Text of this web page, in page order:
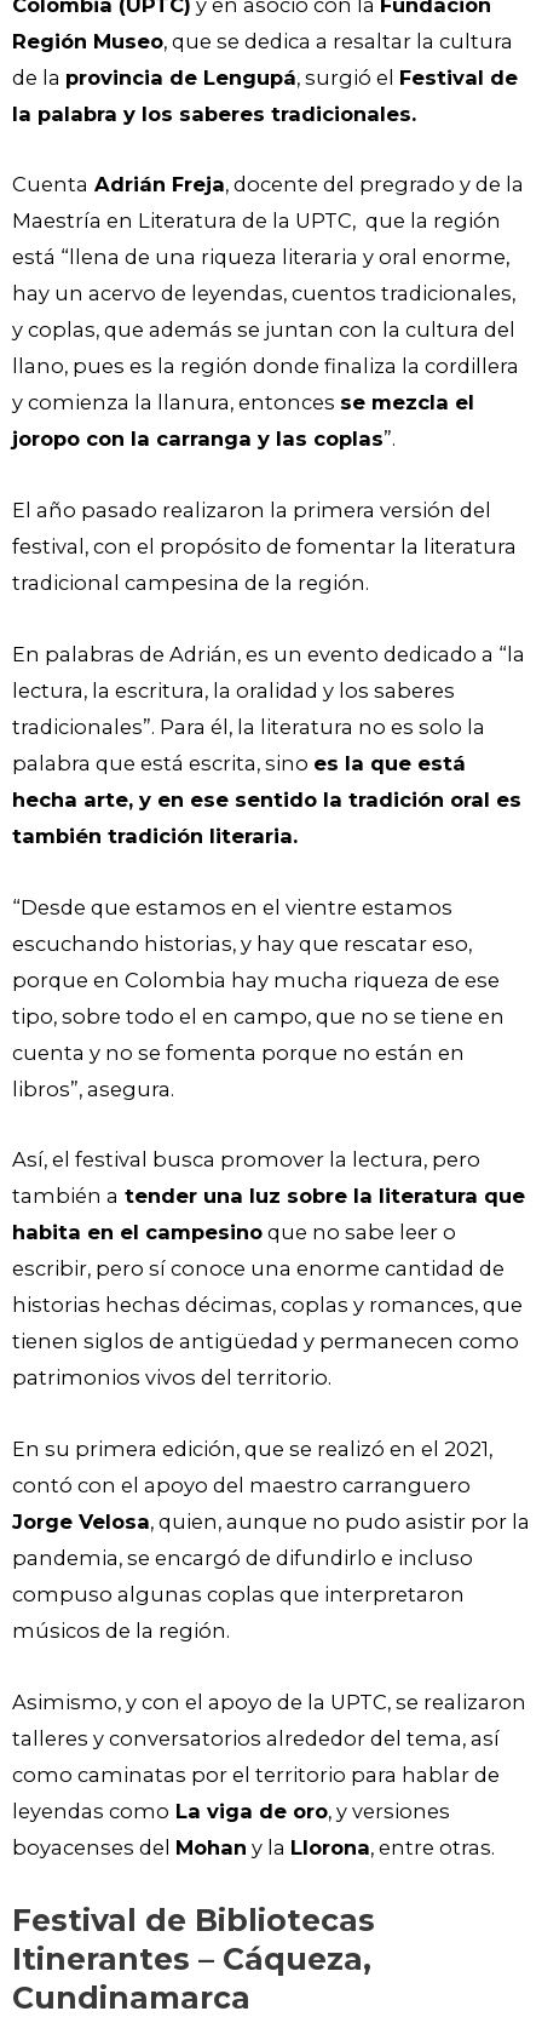
Región Museo, que se dedica a resaltar la cultura
de la provincia de Lengupá, surgió el Festival de
la palabra y los saberes tradicionales.
Cuenta Adrián Freja, docente del pregrado y de la
Maestría en Literatura de la UPTC, que la región
está “llena de una riqueza literaria y oral enorme,
hay un acervo de leyendas, cuentos tradicionales,
y coplas, que además se juntan con la cultura del
llano, pues es la región donde finaliza la cordillera
y comienza la llanura, entonces se mezcla el
joropo con la carranga y las coplas”.
El año pasado realizaron la primera versión del
festival, con el propósito de fomentar la literatura
tradicional campesina de la región.
En palabras de Adrián, es un evento dedicado a “la
lectura, la escritura, la oralidad y los saberes
tradicionales”. Para él, la literatura no es solo la
palabra que está escrita, sino es la que está
hecha arte, y en ese sentido la tradición oral es
también tradición literaria.
“Desde que estamos en el vientre estamos
escuchando historias, y hay que rescatar eso,
porque en Colombia hay mucha riqueza de ese
tipo, sobre todo el en campo, que no se tiene en
cuenta y no se fomenta porque no están en
libros”, asegura.
Así, el festival busca promover la lectura, pero
también a tender una luz sobre la literatura que
habita en el campesino que no sabe leer o
escribir, pero sí conoce una enorme cantidad de
historias hechas décimas, coplas y romances, que
tienen siglos de antigüedad y permanecen como
patrimonios vivos del territorio.
En su primera edición, que se realizó en el 2021,
contó con el apoyo del maestro carranguero
Jorge Velosa, quien, aunque no pudo asistir por la
pandemia, se encargó de difundirlo e incluso
compuso algunas coplas que interpretaron
músicos de la región.
Asimismo, y con el apoyo de la UPTC, se realizaron
talleres y conversatorios alrededor del tema, así
como caminatas por el territorio para hablar de
leyendas como La viga de oro, y versiones
boyacenses del Mohan y la Llorona, entre otras.
Festival de Bibliotecas
Itinerantes – Cáqueza,
Cundinamarca